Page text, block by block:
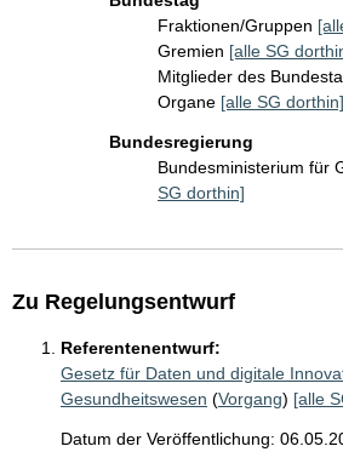
Fraktionen/Gruppen
Gremien [alle SG
Mitglieder des
Organe [alle SG dorthin]
Bundesregierung
Bundesministerium für
SG dorthin]
Zu Regelungsentwurf
Referentenentwurf:
Gesetz für Daten und digitale
Gesundheitswesen (Vorgang) [alle
Datum der Veröffentlichung: